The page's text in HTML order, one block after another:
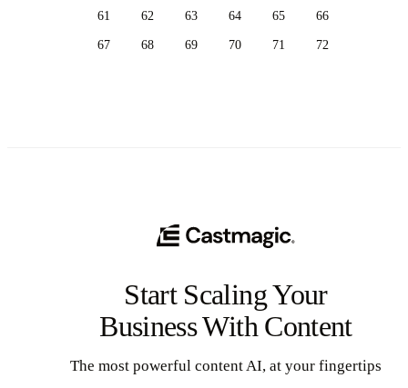
61 62 63 64 65 66
67 68 69 70 71 72
Start Scaling Your
Business With Content
The most powerful content AI, at your fingertips